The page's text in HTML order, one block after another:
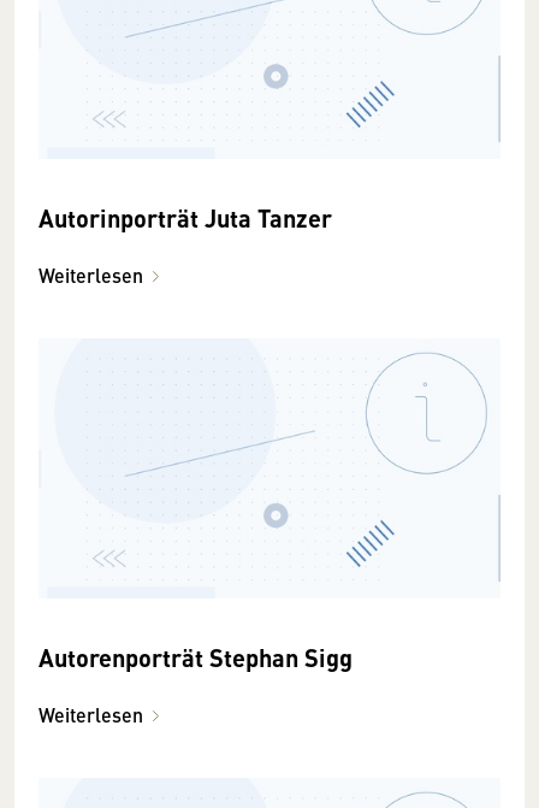
Autorinporträt Juta Tanzer
Weiterlesen
Autorenporträt Stephan Sigg
Weiterlesen